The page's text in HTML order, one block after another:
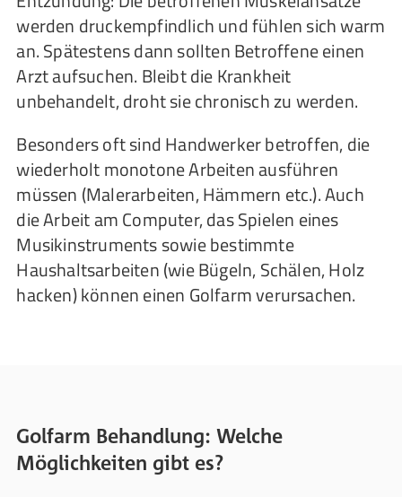
werden druckempfindlich und fühlen sich warm
an. Spätestens dann sollten Betroffene einen
Arzt aufsuchen. Bleibt die Krankheit
unbehandelt, droht sie chronisch zu werden.
Besonders oft sind Handwerker betroffen, die
wiederholt monotone Arbeiten ausführen
müssen (Malerarbeiten, Hämmern etc.). Auch
die Arbeit am Computer, das Spielen eines
Musikinstruments sowie bestimmte
Haushaltsarbeiten (wie Bügeln, Schälen, Holz
hacken) können einen Golfarm verursachen.
Golfarm Behandlung: Welche
Möglichkeiten gibt es?